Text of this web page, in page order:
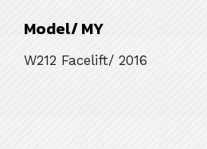
Model/ MY
W212 Facelift/ 2016